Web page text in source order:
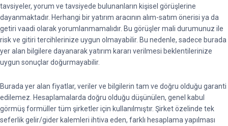
tavsiyeler, yorum ve tavsiyede bulunanların kişisel görüşlerine
dayanmaktadır. Herhangi bir yatırım aracının alım-satım önerisi ya da
getiri vaadi olarak yorumlanmamalıdır. Bu görüşler mali durumunuz ile
risk ve gitiri tercihlerinize uygun olmayabilir. Bu nedenle, sadece burada
yer alan bilgilere dayanarak yatırım kararı verilmesi beklentilerinize
uygun sonuçlar doğurmayabilir.
Burada yer alan fiyatlar, veriler ve bilgilerin tam ve doğru olduğu garanti
edilemez. Hesaplamalarda doğru olduğu düşünülen, genel kabul
görmüş formüller tüm şirketler için kullanılmıştır. Şirket özelinde tek
seferlik gelir/gider kalemleri ihtiva eden, farklı hesaplama yapılması